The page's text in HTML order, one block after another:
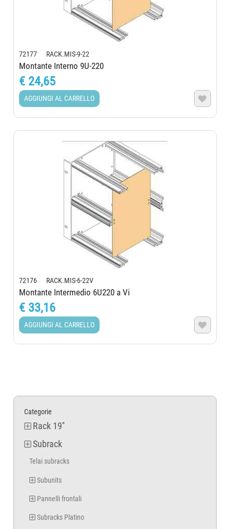
72177 RACK.MIS-9-22
Montante Interno 9U-220
€ 24,65
AGGIUNGI AL CARRELLO 
72176 RACK.MIS-6-22V
Montante Intermedio 6U220 a Vi
€ 33,16
AGGIUNGI AL CARRELLO 
Categorie
Rack 19''
Subrack
Telai subracks
Subunits
Pannelli frontali
Subracks Platino